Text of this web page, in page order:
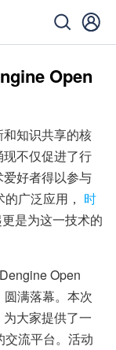
Open
知识共享的核
不仅促进了行
好者得以参与
广泛应用， 时
是为这一技术的
Open
满落幕。本次
大家提供了一
交流平台。活动